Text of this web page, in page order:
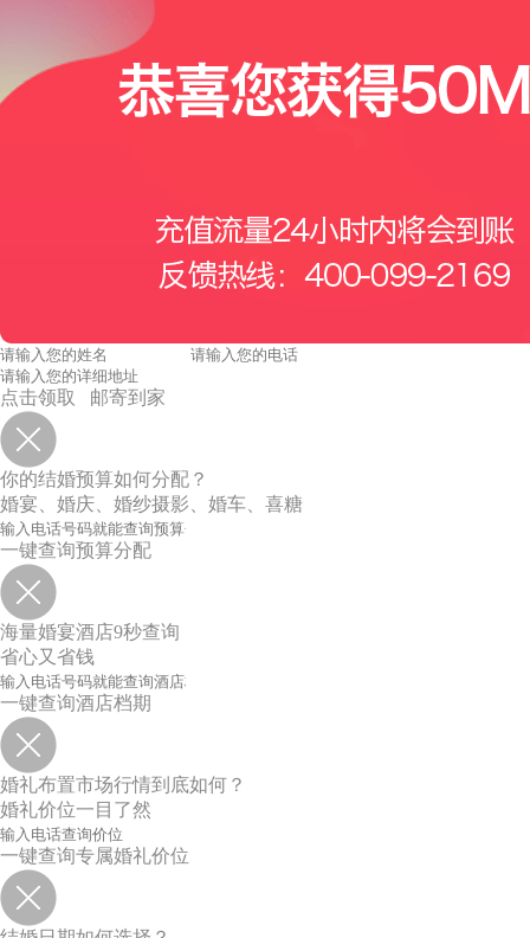
点击领取 邮寄到家
你的结婚预算如何分配？
婚宴、婚庆、婚纱摄影、婚车、喜糖
一键查询预算分配
海量婚宴酒店9秒查询
省心又省钱
一键查询酒店档期
婚礼布置市场行情到底如何？
婚礼价位一目了然
一键查询专属婚礼价位